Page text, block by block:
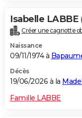
Isabelle LABBE
Créer une cagnotte
Naissance
09/11/1974 à
Décès
19/06/2026 à la
Famille LABBE